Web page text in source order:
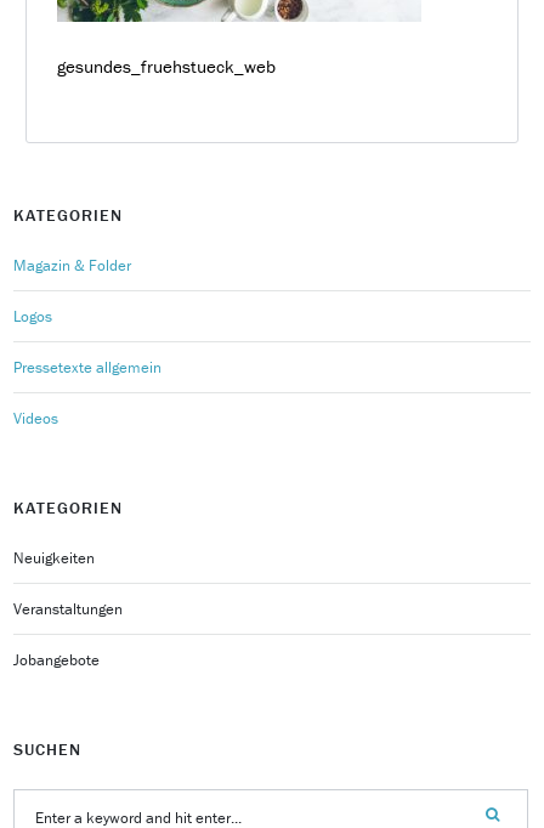
gesundes_fruehstueck_web
KATEGORIEN
Magazin & Folder
Logos
Pressetexte allgemein
Videos
KATEGORIEN
Neuigkeiten
Veranstaltungen
Jobangebote
SUCHEN